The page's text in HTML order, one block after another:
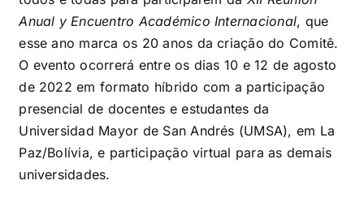
Anual y Encuentro Académico Internacional, que
esse ano marca os 20 anos da criação do Comitê.
O evento ocorrerá entre os dias 10 e 12 de agosto
de 2022 em formato híbrido com a participação
presencial de docentes e estudantes da
Universidad Mayor de San Andrés (UMSA), em La
Paz/Bolívia, e participação virtual para as demais
universidades.